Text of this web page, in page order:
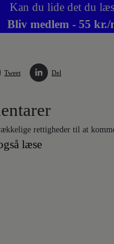
Kan du lide det du
Bliv medlem - 55 kr./
Tweet Del
rettigheder til at
læse